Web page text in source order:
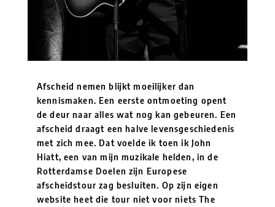
Afscheid nemen blijkt moeilijker dan
kennismaken. Een eerste ontmoeting opent
de deur naar alles wat nog kan gebeuren. Een
afscheid draagt een halve levensgeschiedenis
met zich mee. Dat voelde ik toen ik John
Hiatt, een van mijn muzikale helden, in de
Rotterdamse Doelen zijn Europese
afscheidstour zag besluiten. Op zijn eigen
website heet die tour niet voor niets The